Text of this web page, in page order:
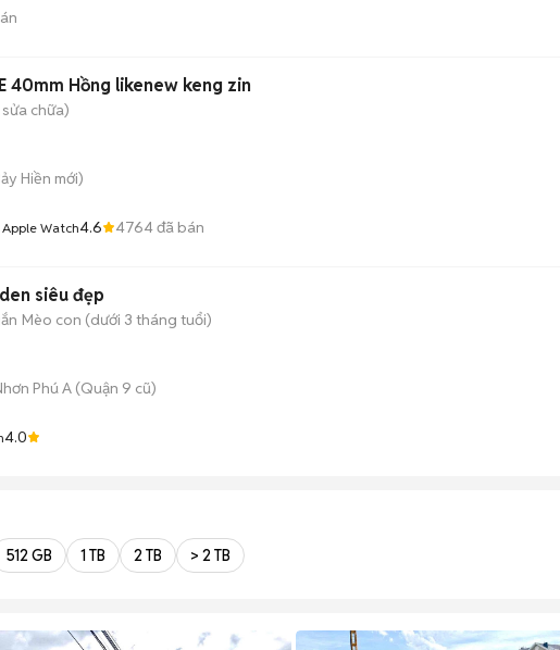
40mm Hồng likenew keng zin
chữa)
Hiền mới)
Watch4.6 4764đã bán
siêu đẹp
Mèo con (dưới 3 tháng tuổi)
Phú A (Quận 9 cũ)
4.0
512 GB 1 TB 2 TB > 2 TB